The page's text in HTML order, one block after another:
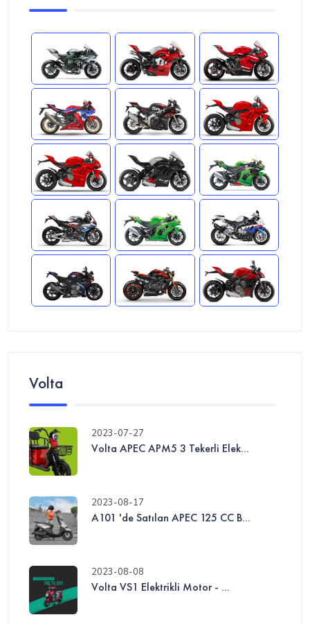
Volta
2023-07-27
Volta APEC APM5 3 Tekerli Elek...
2023-08-17
A101 'de Satılan APEC 125 CC B...
2023-08-08
Volta VS1 Elektrikli Motor - ...